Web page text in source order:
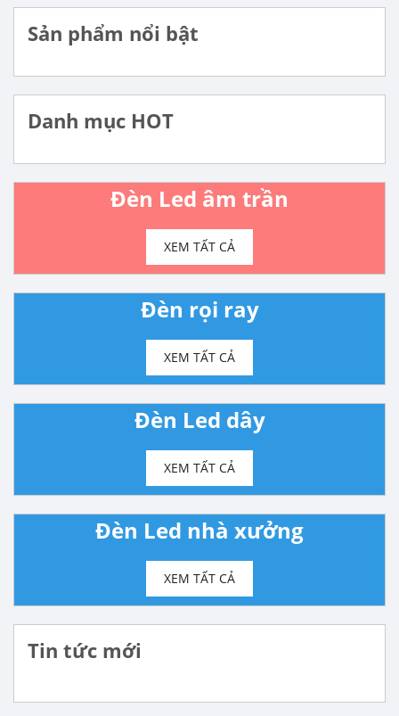
Sản phẩm nổi bật
Danh mục HOT
Đèn Led âm trần
XEM TẤT CẢ
Đèn rọi ray
XEM TẤT CẢ
Đèn Led dây
XEM TẤT CẢ
Đèn Led nhà xưởng
XEM TẤT CẢ
Tin tức mới